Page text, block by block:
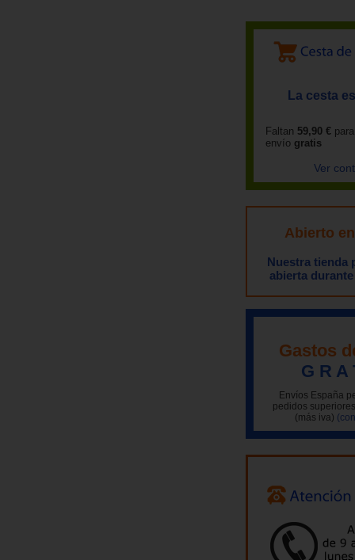
La cesta
Faltan 59,90 €
envío gratis
Ver
Abierto
Nuestra tienda
abierta
Gastos
G R A
Envíos España
pedidos
(más iva)